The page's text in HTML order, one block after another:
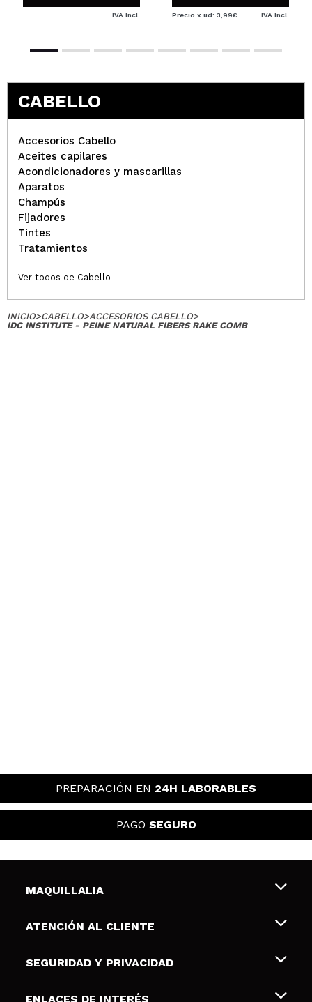
IVA Incl. Precio x ud: 3,99€ IVA Incl.
CABELLO
Accesorios Cabello
Aceites capilares
Acondicionadores y mascarillas
Aparatos
Champús
Fijadores
Tintes
Tratamientos
Ver todos de Cabello
INICIO>CABELLO>ACCESORIOS CABELLO>
IDC INSTITUTE - PEINE NATURAL FIBERS RAKE COMB
PREPARACIÓN EN 24H LABORABLES
PAGO SEGURO
MAQUILLALIA
Sobre nosotros
Tarjetas de Regalo
ATENCIÓN AL CLIENTE
Envíos y devoluciones
Formas de pago
SEGURIDAD Y PRIVACIDAD
Terminos y condiciones de uso
ENLACES DE INTERÉS